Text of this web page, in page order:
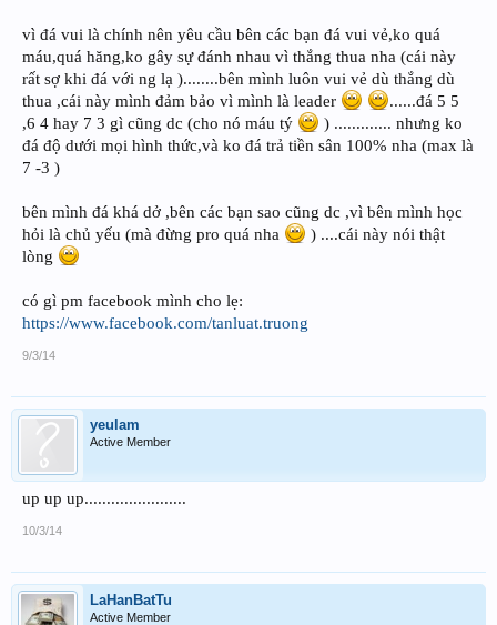
vì đá vui là chính nên yêu cầu bên các bạn đá vui vẻ,ko quá
máu,quá hăng,ko gây sự đánh nhau vì thắng thua nha (cái này
rất sợ khi đá với ng lạ )........bên mình luôn vui vẻ dù thắng dù
thua ,cái này mình đảm bảo vì mình là leader
......đá 5 5
,6 4 hay 7 3 gì cũng dc (cho nó máu tý
) ............. nhưng ko
đá độ dưới mọi hình thức,và ko đá trả tiền sân 100% nha (max là
7 -3 )
bên mình đá khá dở ,bên các bạn sao cũng dc ,vì bên mình học
hỏi là chủ yếu (mà đừng pro quá nha
) ....cái này nói thật
lòng
có gì pm facebook mình cho lẹ:
https://www.facebook.com/tanluat.truong
9/3/14
yeulam
Active Member
up up up.......................
10/3/14
LaHanBatTu
Active Member